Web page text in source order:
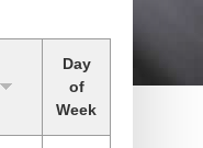
Day
of
Week